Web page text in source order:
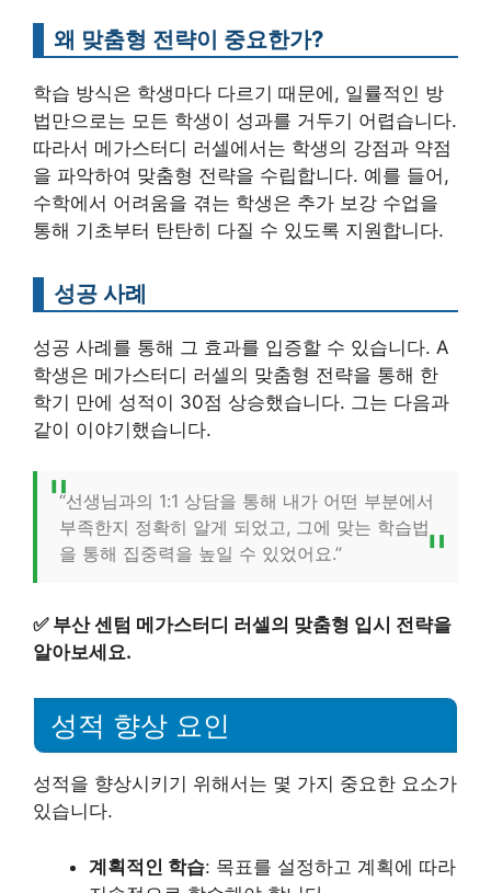
왜 맞춤형 전략이 중요한가?
학습 방식은 학생마다 다르기 때문에, 일률적인 방
법만으로는 모든 학생이 성과를 거두기 어렵습니다.
따라서 메가스터디 러셀에서는 학생의 강점과 약점
을 파악하여 맞춤형 전략을 수립합니다. 예를 들어,
수학에서 어려움을 겪는 학생은 추가 보강 수업을
통해 기초부터 탄탄히 다질 수 있도록 지원합니다.
성공 사례
성공 사례를 통해 그 효과를 입증할 수 있습니다. A
학생은 메가스터디 러셀의 맞춤형 전략을 통해 한
학기 만에 성적이 30점 상승했습니다. 그는 다음과
같이 이야기했습니다.
“선생님과의 1:1 상담을 통해 내가 어떤 부분에서
부족한지 정확히 알게 되었고, 그에 맞는 학습법
을 통해 집중력을 높일 수 있었어요.”
✅ 부산 센텀 메가스터디 러셀의 맞춤형 입시 전략을
알아보세요.
성적 향상 요인
성적을 향상시키기 위해서는 몇 가지 중요한 요소가
있습니다.
계획적인 학습: 목표를 설정하고 계획에 따라